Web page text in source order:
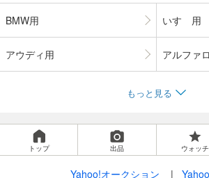
BMW用 いすゞ用
アウディ用 アルファ
もっと見る
トップ 出品 ウォッチ
Yahoo!オークション